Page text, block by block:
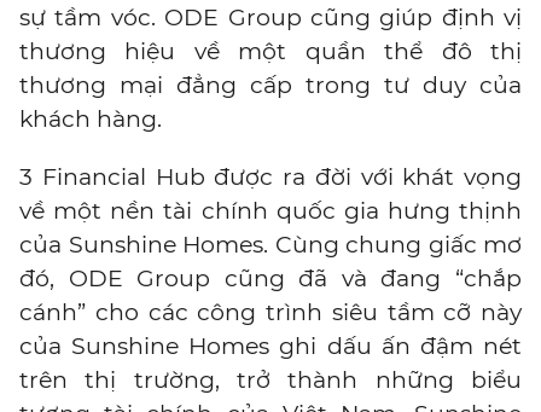
sự tầm vóc. ODE Group cũng giúp định vị
thương hiệu về một quần thể đô thị
thương mại đẳng cấp trong tư duy của
khách hàng.
3 Financial Hub được ra đời với khát vọng
về một nền tài chính quốc gia hưng thịnh
của Sunshine Homes. Cùng chung giấc mơ
đó, ODE Group cũng đã và đang “chắp
cánh” cho các công trình siêu tầm cỡ này
của Sunshine Homes ghi dấu ấn đậm nét
trên thị trường, trở thành những biểu